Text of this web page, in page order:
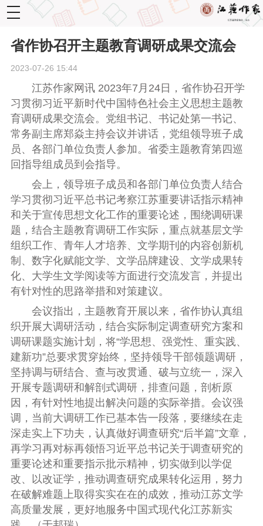
toggle
navigation
省作协召开主题教育调研成果交流会
2023-07-26 15:44
江苏作家网讯 2023年7月24日，省作协召开学
习贯彻习近平新时代中国特色社会主义思想主题教
育调研成果交流会。党组书记、书记处第一书记、
常务副主席郑焱主持会议并讲话，党组领导班子成
员、各部门单位负责人参加。省委主题教育第四巡
回指导组成员到会指导。
会上，领导班子成员和各部门单位负责人结合
学习贯彻习近平总书记考察江苏重要讲话指示精神
和关于宣传思想文化工作的重要论述，围绕调研课
题，结合主题教育调研工作实际，重点就基层文学
组织工作、青年人才培养、文学期刊的内容创新机
制、数字化赋能文学、文学品牌建设、文学成果转
化、大学生文学阅读等方面进行交流发言，并提出
有针对性的思路举措和对策建议。
会议指出，主题教育开展以来，省作协认真组
织开展大调研活动，结合实际制定调查研究方案和
调研课题实施计划，将“学思想、强党性、重实践、
建新功”总要求贯穿始终，坚持领导干部领题调研，
坚持调与研结合、查与改贯通、破与立统一，深入
开展专题调研和解剖式调研，排查问题，剖析原
因，有针对性地提出解决问题的实际举措。会议强
调，当前大调研工作已基本告一段落，要继续在走
深走实上下功夫，认真做好调查研究“后半篇”文章，
再学习再对标再领悟习近平总书记关于调查研究的
重要论述和重要指示批示精神，切实做到以学促
改、以改证学，推动调查研究成果转化运用，努力
在破解难题上取得实实在在的成效，推动江苏文学
高质量发展，更好地服务中国式现代化江苏新实